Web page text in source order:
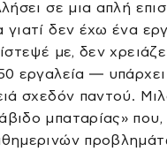
σε μια απλή
δεν έχω ένα
με, δεν
εργαλεία —
σχεδόν παντού.
μπαταρίας» που,